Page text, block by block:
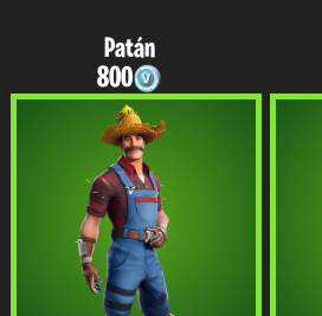
Patán
800